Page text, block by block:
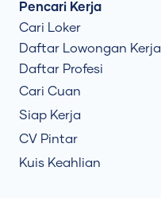
Pencari Kerja
Cari Loker
Daftar Lowongan Kerja
Daftar Profesi
Cari Cuan
Siap Kerja
CV Pintar
Kuis Keahlian